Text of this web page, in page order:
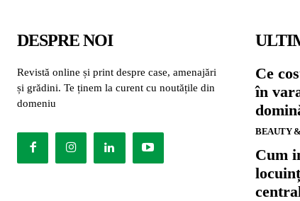
DESPRE NOI
Revistă online și print despre case, amenajări
și grădini. Te ținem la curent cu noutățile din
domeniu
Ce
în
BEAUTY
Cum